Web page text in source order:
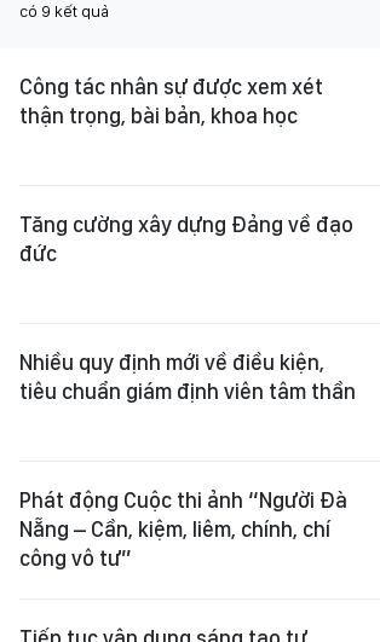
có 9 kết quả
Công tác nhân sự được xem xét
thận trọng, bài bản, khoa học
Tăng cường xây dựng Đảng về đạo
đức
Nhiều quy định mới về điều kiện,
tiêu chuẩn giám định viên tâm thần
Phát động Cuộc thi ảnh “Người Đà
Nẵng – Cần, kiệm, liêm, chính, chí
công vô tư”